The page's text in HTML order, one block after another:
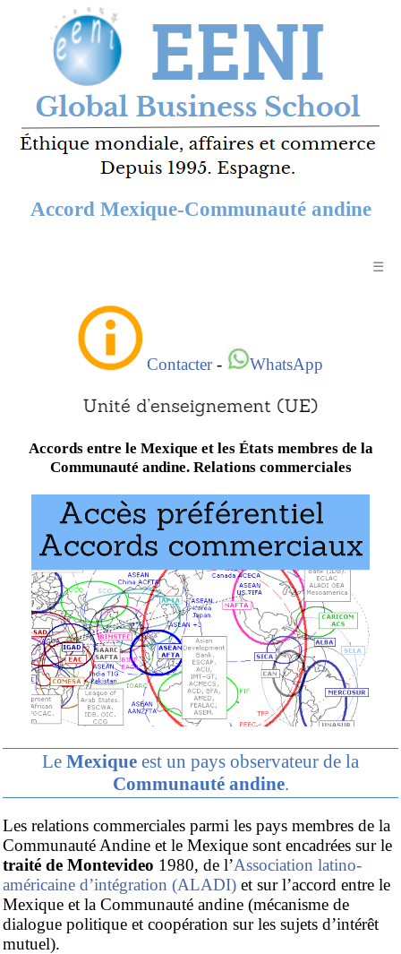
Accord Mexique-Communauté andine
☰
Contacter- WhatsApp
Accords entre le Mexique et les États membres de la
Communauté andine. Relations commerciales
Le Mexique est un pays observateur de la
Communauté andine.
Les relations commerciales parmi les pays membres de la
Communauté Andine et le Mexique sont encadrées sur le
traité de Montevideo 1980, de l’Association latino-
américaine d’intégration (ALADI) et sur l’accord entre le
Mexique et la Communauté andine (mécanisme de
dialogue politique et coopération sur les sujets d’intérêt
mutuel).